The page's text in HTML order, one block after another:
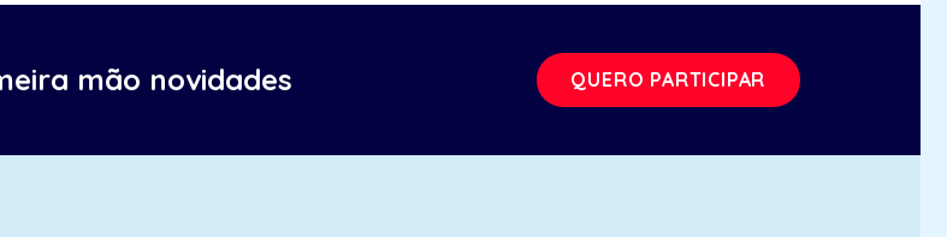
mão novidades QUERO PARTICIPAR